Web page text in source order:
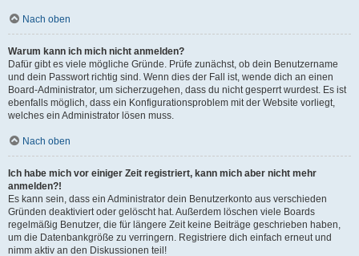
Nach oben
Warum kann ich mich nicht anmelden?
Dafür gibt es viele mögliche Gründe. Prüfe zunächst, ob dein Benutzername
und dein Passwort richtig sind. Wenn dies der Fall ist, wende dich an einen
Board-Administrator, um sicherzugehen, dass du nicht gesperrt wurdest. Es ist
ebenfalls möglich, dass ein Konfigurationsproblem mit der Website vorliegt,
welches ein Administrator lösen muss.
Nach oben
Ich habe mich vor einiger Zeit registriert, kann mich aber nicht mehr
anmelden?!
Es kann sein, dass ein Administrator dein Benutzerkonto aus verschieden
Gründen deaktiviert oder gelöscht hat. Außerdem löschen viele Boards
regelmäßig Benutzer, die für längere Zeit keine Beiträge geschrieben haben,
um die Datenbankgröße zu verringern. Registriere dich einfach erneut und
nimm aktiv an den Diskussionen teil!